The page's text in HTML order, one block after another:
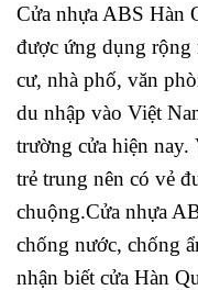
tiết nhất.
Thông tin hỗ trợ
Cửa nhựa ABS Hàn
được ứng dụng rộng
cư, nhà phố, văn
du nhập vào Việt
trường cửa hiện
trẻ trung nên có vẻ
chuộng.Cửa nhựa
chống nước, chống
nhận biết cửa Hàn